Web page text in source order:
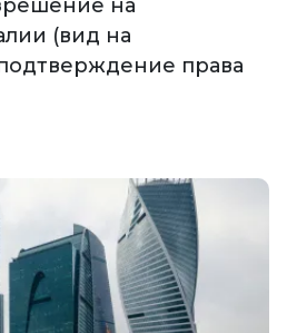
на
(вид на
права